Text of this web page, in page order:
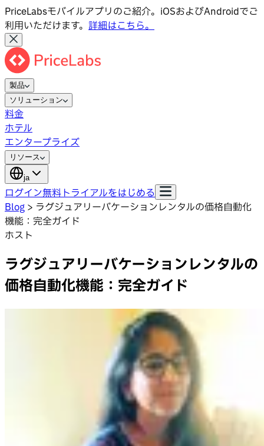
PriceLabsモバイルアプリのご紹介。iOSおよびAndroidでご
利用いただけます。 詳細はこちら。
製品
ソリューション
料金
ホテル
エンタープライズ
リソース
ja
ログイン無料トライアルをはじめる
Blog > ラグジュアリーバケーションレンタルの価格自動化
機能：完全ガイド
ホスト
ラグジュアリーバケーションレンタルの
価格自動化機能：完全ガイド